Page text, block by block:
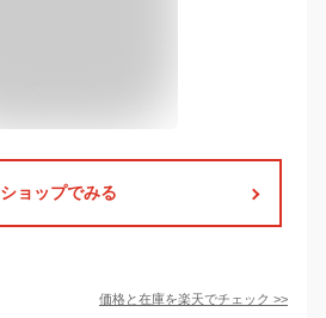
ショップでみる
価格と在庫を楽天でチェック >>